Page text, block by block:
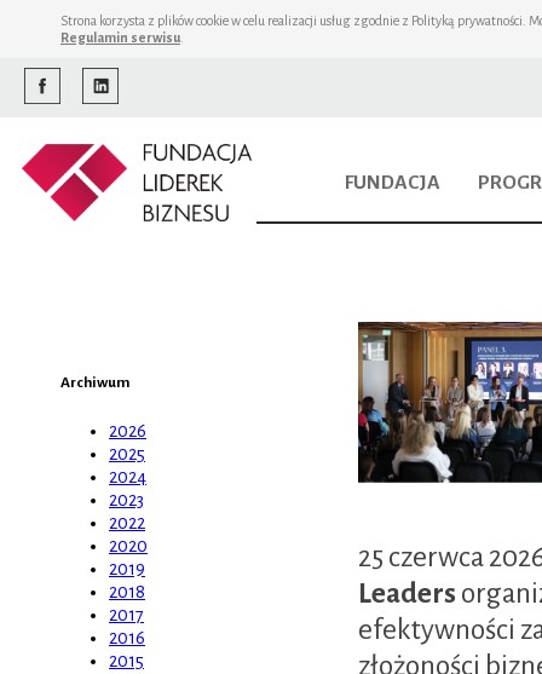
Strona korzysta z plików cookie w celu realizacji usług zgodnie z Polityką prywatności.
Regulamin serwisu
FUNDACJA
Archiwum
2026
2025
2024
2023
2022
2020
2019
2018
2017
2016
2015
25 czerwca
Leaders
efektywności
złożoności